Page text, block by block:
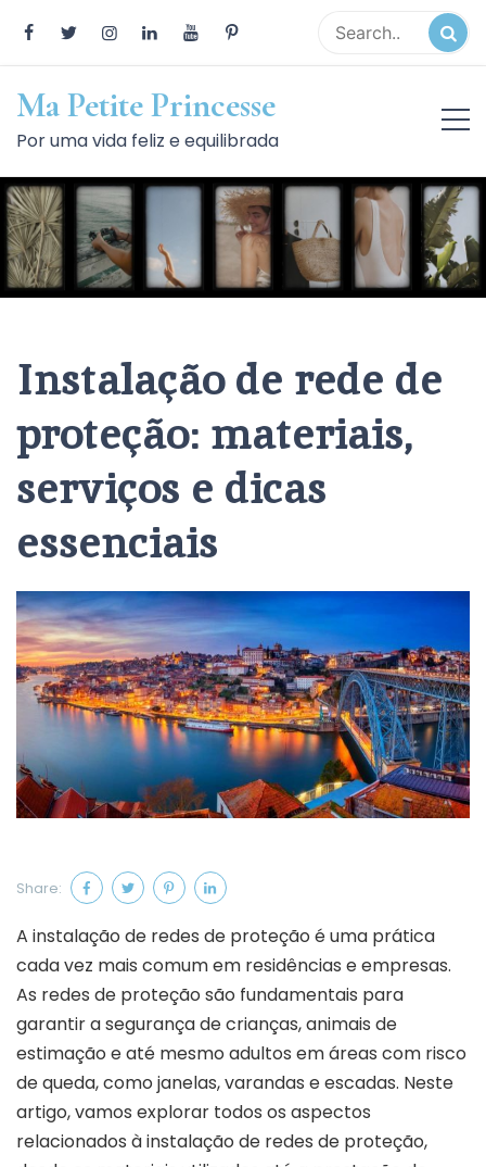
content
Ma Petite Princesse
Por uma vida feliz e equilibrada
Instalação de rede de
proteção: materiais,
serviços e dicas
essenciais
Share:
A instalação de redes de proteção é uma prática
cada vez mais comum em residências e empresas.
As redes de proteção são fundamentais para
garantir a segurança de crianças, animais de
estimação e até mesmo adultos em áreas com risco
de queda, como janelas, varandas e escadas. Neste
artigo, vamos explorar todos os aspectos
relacionados à instalação de redes de proteção,